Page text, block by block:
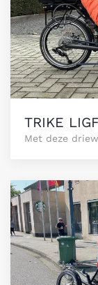
TRIKE
Met deze